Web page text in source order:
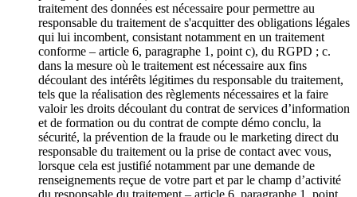
traitement des données est nécessaire pour permettre au
responsable du traitement de s'acquitter des obligations légales
qui lui incombent, consistant notamment en un traitement
conforme – article 6, paragraphe 1, point c), du RGPD ; c.
dans la mesure où le traitement est nécessaire aux fins
découlant des intérêts légitimes du responsable du traitement,
tels que la réalisation des règlements nécessaires et la faire
valoir les droits découlant du contrat de services d’information
et de formation ou du contrat de compte démo conclu, la
sécurité, la prévention de la fraude ou le marketing direct du
responsable du traitement ou la prise de contact avec vous,
lorsque cela est justifié notamment par une demande de
renseignements reçue de votre part et par le champ d’activité
du responsable du traitement – article 6, paragraphe 1, point